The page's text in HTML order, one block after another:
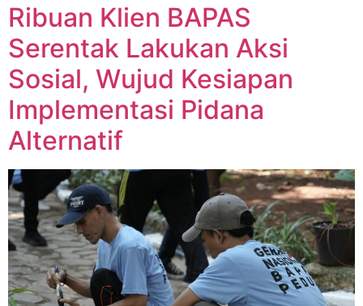
Ribuan Klien BAPAS
Serentak Lakukan Aksi
Sosial, Wujud Kesiapan
Implementasi Pidana
Alternatif